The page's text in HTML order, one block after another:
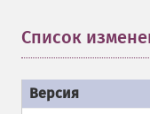
Список